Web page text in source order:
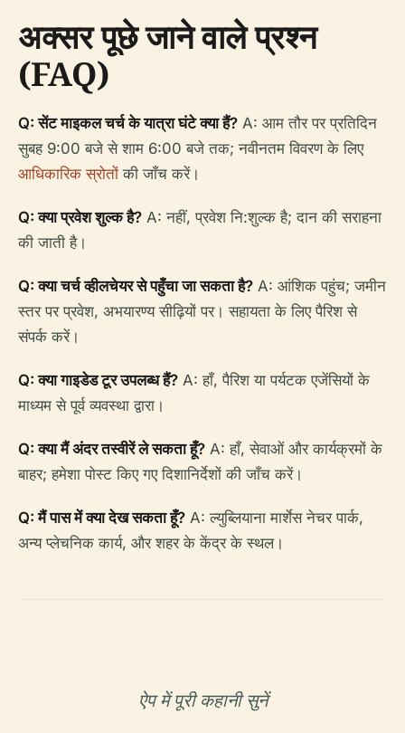
अक्सर पूछे जाने वाले प्रश्न
(FAQ)
Q: सेंट माइकल चर्च के यात्रा घंटे क्या हैं? A: आम तौर पर प्रतिदिन
सुबह 9:00 बजे से शाम 6:00 बजे तक; नवीनतम विवरण के लिए
आधिकारिक स्रोतों की जाँच करें।
Q: क्या प्रवेश शुल्क है? A: नहीं, प्रवेश नि:शुल्क है; दान की सराहना
की जाती है।
Q: क्या चर्च व्हीलचेयर से पहुँचा जा सकता है? A: आंशिक पहुंच; जमीन
स्तर पर प्रवेश, अभयारण्य सीढ़ियों पर। सहायता के लिए पैरिश से
संपर्क करें।
Q: क्या गाइडेड टूर उपलब्ध हैं? A: हाँ, पैरिश या पर्यटक एजेंसियों के
माध्यम से पूर्व व्यवस्था द्वारा।
Q: क्या मैं अंदर तस्वीरें ले सकता हूँ? A: हाँ, सेवाओं और कार्यक्रमों के
बाहर; हमेशा पोस्ट किए गए दिशानिर्देशों की जाँच करें।
Q: मैं पास में क्या देख सकता हूँ? A: ल्युब्लियाना मार्शेस नेचर पार्क,
अन्य प्लेचनिक कार्य, और शहर के केंद्र के स्थल।
ऐप में पूरी कहानी सुनें